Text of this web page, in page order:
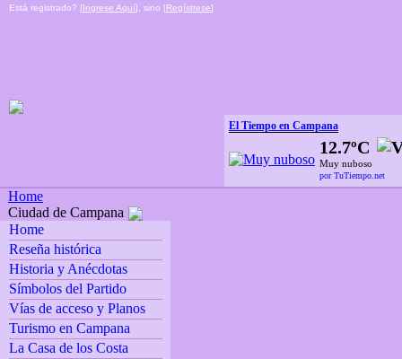
Está registrado? [Ingrese Aquí], sino [Regístrese]
El Tiempo en Campana
12.7ºC
Muy nuboso
por TuTiempo.net
Home
Ciudad de Campana
Home
Reseña histórica
Historia y Anécdotas
Símbolos del Partido
Vías de acceso y Planos
Turismo en Campana
La Casa de los Costa